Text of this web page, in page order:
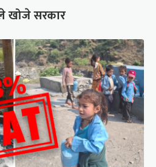
खोजे सरकार